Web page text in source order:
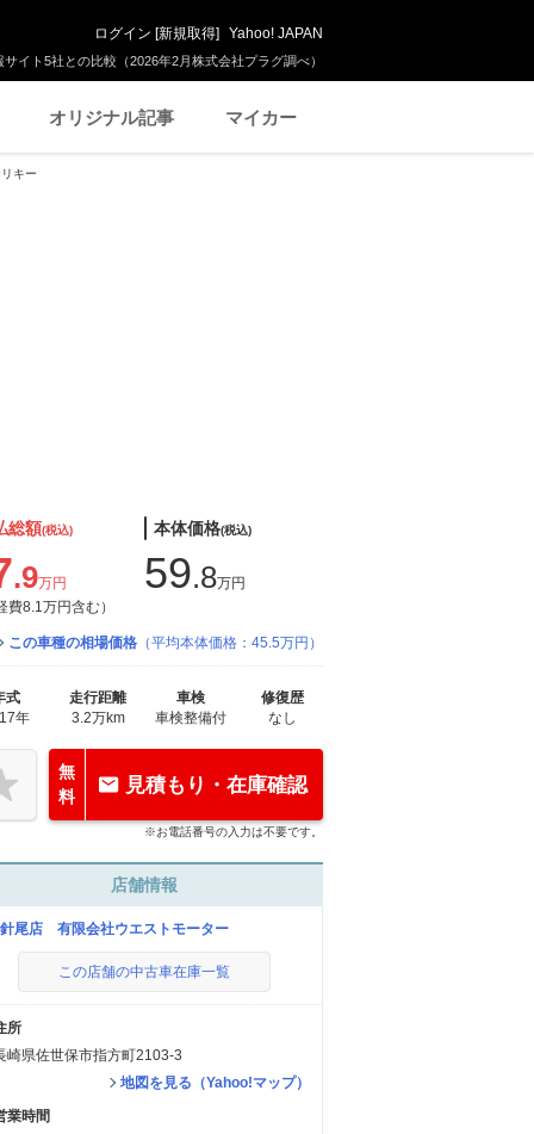
イト5社との比較（2026年2月株式会社プラグ調べ）
ログイン [新規取得] Yahoo! JAPAN
オリジナル記事 マイカー
キー
総額(税込)
.9万円
費8.1万円含む）
本体価格(税込)
59.8万円
この車種の相場価格 （平均本体価格：45.5万円）
式
年
走行距離
3.2万km
車検
車検整備付
修復歴
なし
無
料
見積もり・在庫確認
※お電話番号の入力は不要です。
店舗情報
尾店 有限会社ウエストモーター
この店舗の中古車在庫一覧
所
崎県佐世保市指方町2103-3
地図を見る（Yahoo!マップ）
業時間